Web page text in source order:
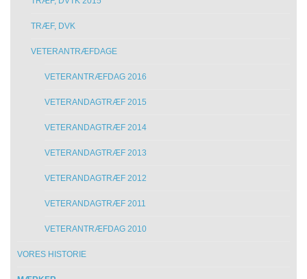
TRÆF, DVK
VETERANTRÆFDAGE
VETERANTRÆFDAG 2016
VETERANDAGTRÆF 2015
VETERANDAGTRÆF 2014
VETERANDAGTRÆF 2013
VETERANDAGTRÆF 2012
VETERANDAGTRÆF 2011
VETERANTRÆFDAG 2010
VORES HISTORIE